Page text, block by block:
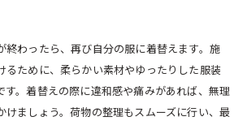
終わったら、再び自分の服に着替えます。施
るために、柔らかい素材やゆったりした服装
す。着替えの際に違和感や痛みがあれば、無理
けましょう。荷物の整理もスムーズに行い、最